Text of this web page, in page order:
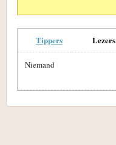
Tippers Lezers
Niemand